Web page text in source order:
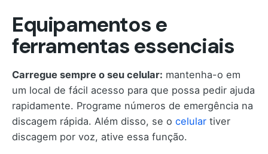
Equipamentos e
ferramentas essenciais
Carregue sempre o seu celular: mantenha-o em
um local de fácil acesso para que possa pedir ajuda
rapidamente. Programe números de emergência na
discagem rápida. Além disso, se o celular tiver
discagem por voz, ative essa função.